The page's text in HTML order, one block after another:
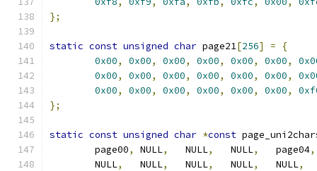
};
static const unsigned char page21[256] =
{
0x00, 0x00, 0x00, 0x00, 0x00, 0x00,
0x00, 0x00, 0x00, 0x00, 0x00, 0x00,
0x00, 0x00, 0x00, 0x00, 0x00, 0x00,
};
static const unsigned char *const
	page00
, NULL,
   NULL
,
   NULL
,
   page04
,
	NULL
,
   NULL
,
   NULL
,
   NULL
,
   NULL
,